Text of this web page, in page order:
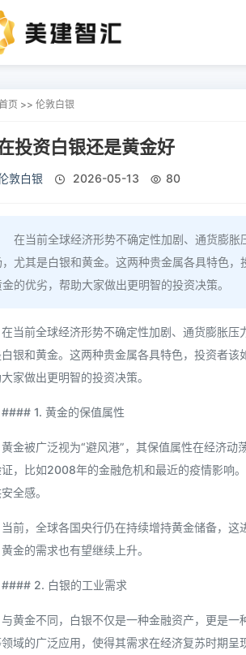
页 >> 伦敦白银
投资白银还是黄金好
敦白银 2026-05-13 80
在当前全球经济形势不确定性加剧、通货膨
，尤其是白银和黄金。这两种贵金属各具特色
的优劣，帮助大家做出更明智的投资决策。
在当前全球经济形势不确定性加剧、通货膨胀
银和黄金。这两种贵金属各具特色，投资者该
家做出更明智的投资决策。
#### 1. 黄金的保值属性
黄金被广泛视为“避风港”，其保值属性在经济
证，比如2008年的金融危机和最近的疫情影响
全感。
当前，全球各国央行仍在持续增持黄金储备，
金的需求也有望继续上升。
#### 2. 白银的工业需求
与黄金不同，白银不仅是一种金融资产，更是
域的广泛应用，使得其需求在经济复苏时期